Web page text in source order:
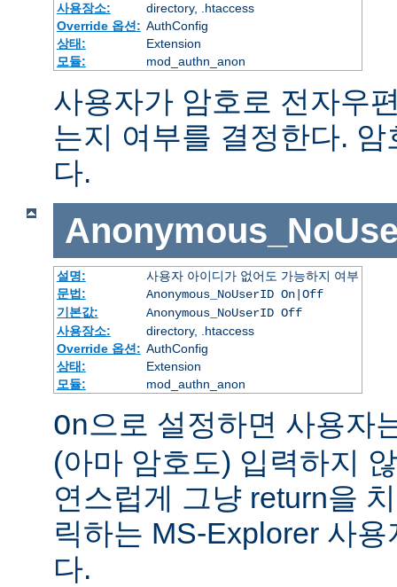
사용장소:
directory, .htaccess
Override 옵션: AuthConfig
상태:
Extension
모듈:
mod_authn_anon
사용자가 암호로 전자우
는지 여부를 결정한다.
다.
설명:
사용자 아이디가 없어도 가능하지 여부
문법:
Anonymous_NoUserID On|Off
기본값:
Anonymous_NoUserID Off
사용장소:
directory, .htaccess
Override 옵션: AuthConfig
상태:
Extension
모듈:
mod_authn_anon
On으로 설정하면 사용자
(아마 암호도) 입력하지
연스럽게 그냥 return을
릭하는 MS-Explorer 사
다.